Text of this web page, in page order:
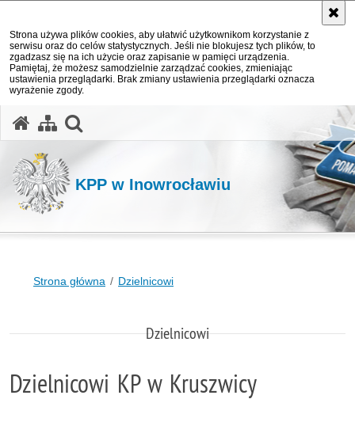
Strona używa plików cookies, aby ułatwić użytkownikom korzystanie z
serwisu oraz do celów statystycznych. Jeśli nie blokujesz tych plików, to
zgadzasz się na ich użycie oraz zapisanie w pamięci urządzenia.
Pamiętaj, że możesz samodzielnie zarządzać cookies, zmieniając
ustawienia przeglądarki. Brak zmiany ustawienia przeglądarki oznacza
wyrażenie zgody.
KPP w Inowrocławiu
Strona główna Dzielnicowi
Dzielnicowi
Dzielnicowi KP w Kruszwicy